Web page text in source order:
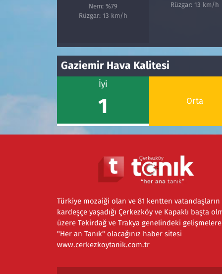
Nem: %79
Rüzgar: 13 km/h
Rüzgar: 13 km/h
Gaziemir Hava Kalitesi
İyi
1 Orta
Türkiye mozaiği olan ve 81 kentten vatandaşların
kardeşçe yaşadığı Çerkezköy ve Kapaklı başta
üzere Tekirdağ ve Trakya genelindeki gelişmelere
"Her an Tanık" olacağınız haber sitesi
www.cerkezkoytanik.com.tr